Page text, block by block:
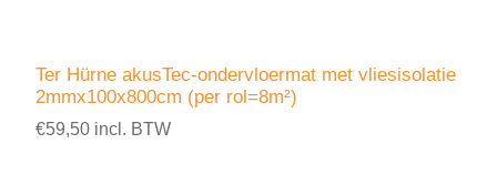
Ter Hürne akusTec-ondervloermat met vliesisolatie
2mmx100x800cm (per rol=8m²)
€59,50 incl. BTW